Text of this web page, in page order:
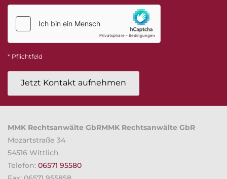
* Pflichtfeld
MMK Rechtsanwälte GbRMMK Rechtsanwälte GbR
Mozartstraße 34
54516 Wittlich
Telefon: 06571 95580